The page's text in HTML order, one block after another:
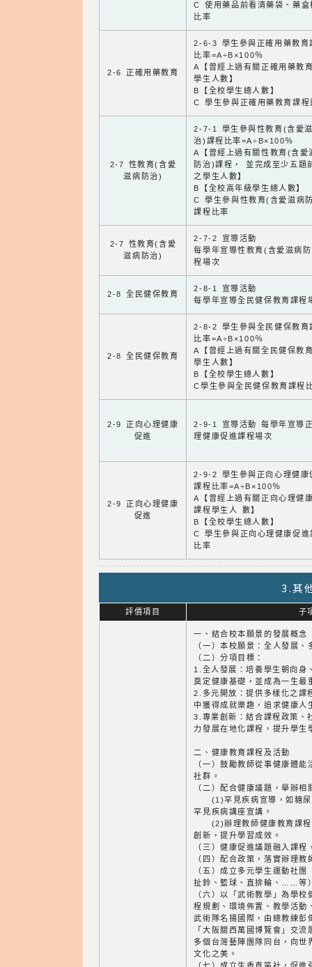
C 使用藥品前看清藥袋、藥盒
比率
2-6 正確用藥教育
2-6-3 學生參與正確用藥教育
比率=A÷B×100％
A【曾經上過有關正確用藥教
學生人數】
B【全校學生總人數】
C 學生參與正確用藥教育課程
2-7 性教育(含愛
滋病防治)
2-7-1 學生參與性教育(含愛
治)課程比率=A÷B×100％
A【曾經上過有關性教育(含愛
防治)課程， 並完成至少五題
之學生人數】
B【全校高年級學生總人數】
C 學生參與性教育(含愛滋病
課程比率
2-7 性教育(含愛
滋病防治)
2-7-2 宣導活動
每學年宣導性教育(含愛滋病
程場次
2-8 全民健保教育
2-8-1 宣導活動
每學年宣導全民健保教育課程
2-8 全民健保教育
2-8-2 學生參與全民健保教育
比率=A÷B×100％
A【曾經上過有關全民健保教
學生人數】
B【全校學生總人數】
C學生參與全民健保教育課程
2-9 正向心理健康
促進
2-9-1 宣導活動 每學年宣導
理健康促進課程場次
2-9 正向心理健康
促進
2-9-2 學生參與正向心理健康
課程比率=A÷B×100％
A【曾經上過有關正向心理健
課程學生人 數】
B【全校學生總人數】
C 學生參與正向心理健康促進
比率
3.其
評價項目 子
一、結合校本願景的發展概念
（一）本校願景：全人發展
（二）分項目標：
1.全人發展：培養學生朝向身
奠定健康基礎，並成為一生最
2.多元開放：提供多樣化之課
中獲得成就樂趣，追求健康人
3.專業創新：結合課程政策、
力發展在地化課程，提升學生
二、健康教育課程及活動
（一）鼓勵教師從事健康體
社群。
（二）配合健康議題，舉辦相
(1)罕見疾病宣導，如糖尿
罕見疾病講座宣講。
(2)辦理教師健康教育課程
創新，提升學習成效。
（三）健康促進議題融入課
（四）配合政策，落實辦理
（五）成立多元學生運動社
扯鈴、籃球、直排輪、……等
（六）以「武術教學」為學
程規劃、環境佈置、教學活動
武術隊名揚國際，由總教練彭
「大阪關西萬國博覽會」交
多個台灣藝陣團隊同台，向世
文化之美。